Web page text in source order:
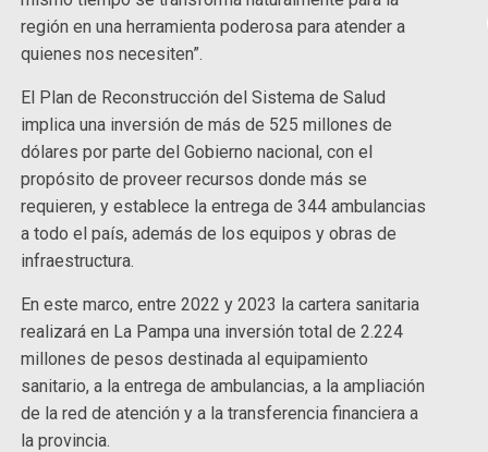
región en una herramienta poderosa para atender a
quienes nos necesiten”.
El Plan de Reconstrucción del Sistema de Salud
implica una inversión de más de 525 millones de
dólares por parte del Gobierno nacional, con el
propósito de proveer recursos donde más se
requieren, y establece la entrega de 344 ambulancias
a todo el país, además de los equipos y obras de
infraestructura.
En este marco, entre 2022 y 2023 la cartera sanitaria
realizará en La Pampa una inversión total de 2.224
millones de pesos destinada al equipamiento
sanitario, a la entrega de ambulancias, a la ampliación
de la red de atención y a la transferencia financiera a
la provincia.